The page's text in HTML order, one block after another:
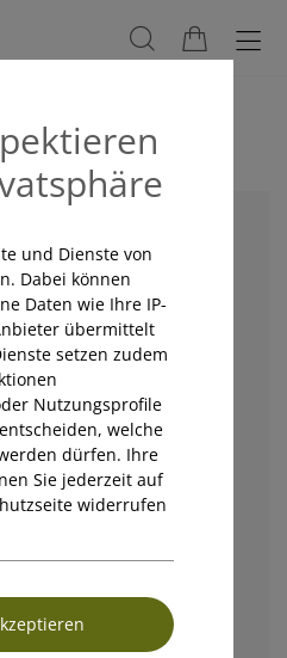
VITAMIN B12 TROPFEN
und Dienste von
Dabei können
Daten wie Ihre IP-
übermittelt
setzen zudem
Nutzungsprofile
welche
dürfen. Ihre
Sie jederzeit auf
widerrufen